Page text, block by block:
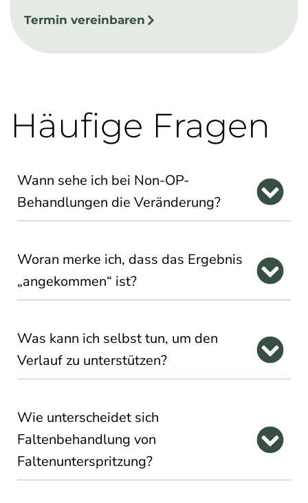
Termin vereinbaren
Häufige Fragen
Wann sehe ich bei Non-OP-
Behandlungen die Veränderung?
Woran merke ich, dass das Ergebnis
„angekommen“ ist?
Was kann ich selbst tun, um den
Verlauf zu unterstützen?
Wie unterscheidet sich
Faltenbehandlung von
Faltenunterspritzung?